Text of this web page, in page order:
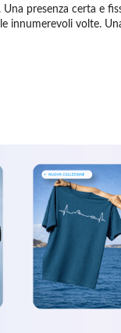
presenza certa e
innumerevoli volte.